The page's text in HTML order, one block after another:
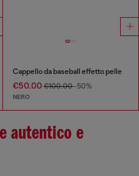
Cappello da baseball effetto pelle
€50.00€100.00-50%
NERO
autentico e